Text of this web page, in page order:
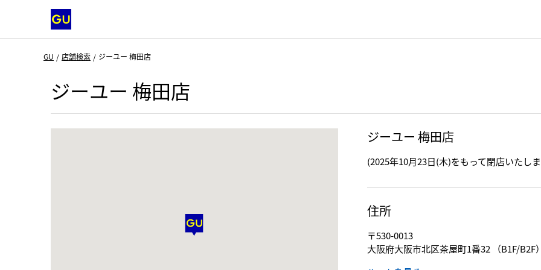
GU 店舗検索 ジーユー 梅田店
ジーユー 梅田店
ジーユー 梅田店
(2025年10月23日(木)をもって閉店いたし
住所
〒530-0013
大阪府大阪市北区茶屋町1番32 （B1F/B2F）